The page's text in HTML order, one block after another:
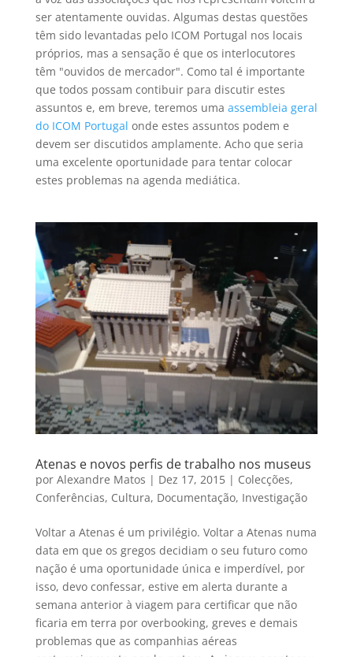
ser atentamente ouvidas. Algumas destas questões
têm sido levantadas pelo ICOM Portugal nos locais
próprios, mas a sensação é que os interlocutores
têm "ouvidos de mercador". Como tal é importante
que todos possam contibuir para discutir estes
assuntos e, em breve, teremos uma assembleia geral
do ICOM Portugal onde estes assuntos podem e
devem ser discutidos amplamente. Acho que seria
uma excelente oportunidade para tentar colocar
estes problemas na agenda mediática.
Atenas e novos perfis de trabalho nos museus
por Alexandre Matos | Dez 17, 2015| Colecções,
Conferências, Cultura, Documentação, Investigação
Voltar a Atenas é um privilégio. Voltar a Atenas numa
data em que os gregos decidiam o seu futuro como
nação é uma oportunidade única e imperdível, por
isso, devo confessar, estive em alerta durante a
semana anterior à viagem para certificar que não
ficaria em terra por overbooking, greves e demais
problemas que as companhias aéreas